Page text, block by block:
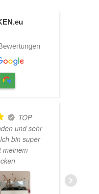
TOP
und sehr
bin super
meinem